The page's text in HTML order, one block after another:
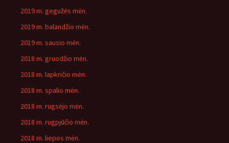
2019 m. gegužės mėn.
2019 m. balandžio mėn.
2019 m. sausio mėn.
2018 m. gruodžio mėn.
2018 m. lapkričio mėn.
2018 m. spalio mėn.
2018 m. rugsėjo mėn.
2018 m. rugpjūčio mėn.
2018 m. liepos mėn.